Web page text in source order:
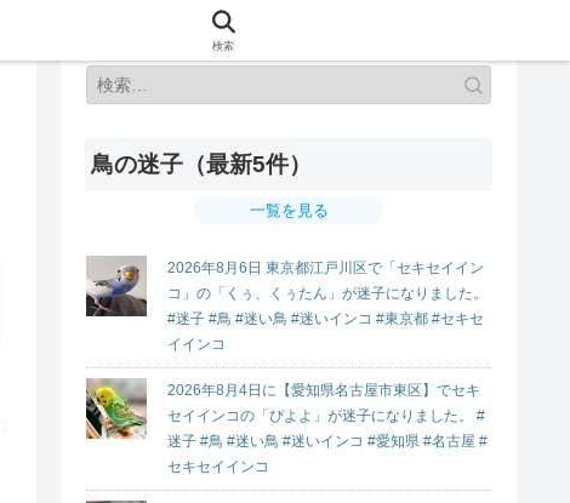
鳥の迷子（最新5件）
一覧を見る
2026年8月6日 東京都江戸川区で「セキセイイン
コ」の「くぅ、くぅたん」が迷子になりました。
#迷子 #鳥 #迷い鳥 #迷いインコ #東京都 #セキセ
イインコ
2026年8月4日に【愛知県名古屋市東区】でセキ
セイインコの「ぴよよ」が迷子になりました。 #
迷子 #鳥 #迷い鳥 #迷いインコ #愛知県 #名古屋 #
セキセイインコ
検索